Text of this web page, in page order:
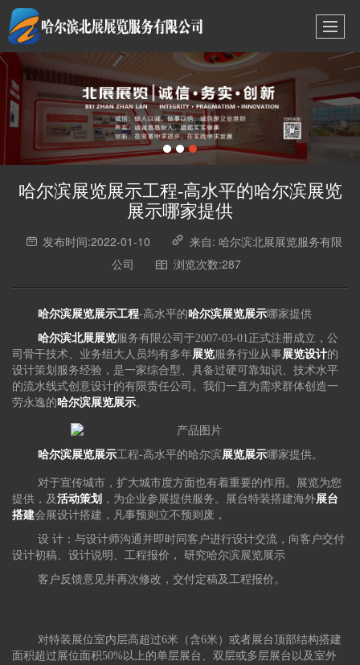
哈尔滨展览展示工程-高水平的哈尔滨展览
展示哪家提供
发布时间:2022-01-10
来自: 哈尔滨北展展览服务有限
公司
浏览次数:287
哈尔滨展览展示工程-高水平的 哈尔滨展览展示哪家提供
哈尔滨北展展览 服务有限公司于2007-03-01正式注册成立，公
司骨干技术、业务组大人员均有多年展览 服务行业从事展览设计的
设计策划服务经验，是一家综合型、具备过硬可靠知识、技术水平
的流水线式创意设计的有限责任公司。我们一直为需求群体创造一
劳永逸的 哈尔滨展览展示。
哈尔滨展览展示 工程-高水平的哈尔滨展览展示哪家提供。
对于宣传城市，扩大城市度方面也有着重要的作用。展览为您
提供，及活动策划 ，为企业参展提供服务。展台特装搭建海外展台
搭建会展设计搭建，凡事预则立不预则废，
设 计：与设计师沟通并即时同客户进行设计交流，向客户交付
设计初稿、设计说明、工程报价， 研究哈尔滨展览展示
客户反馈意见并再次修改，交付定稿及工程报价。
对特装展位室内层高超过6米（含6米）或者展台顶部结构搭建
面积超过展位面积50%以上的单层展台、双层或多层展台以及室外